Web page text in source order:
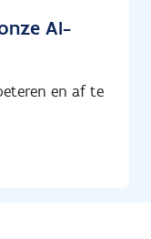
AI-
en af te